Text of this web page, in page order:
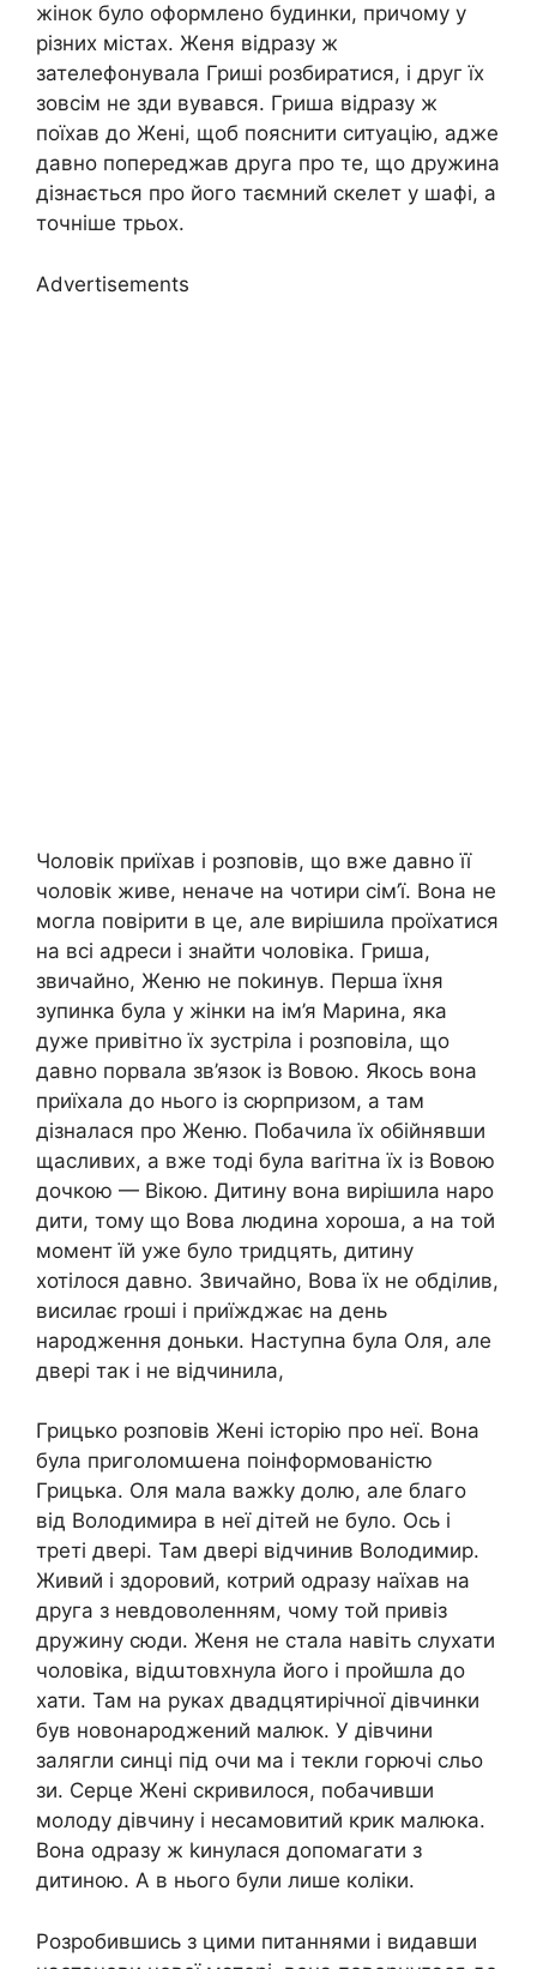
жінок було оформлено будинки, причому у
різних містах. Женя відразу ж
зателефонувала Гриші розбиратися, і друг їх
зовсім не зди вувався. Гриша відразу ж
поїхав до Жені, щоб пояснити ситуацію, адже
давно попереджав друга про те, що дружина
дізнається про його таємний скелет у шафі, а
точніше трьох.
Advertisements
Чоловік приїхав і розповів, що вже давно її
чоловік живе, неначе на чотири сім’ї. Вона не
могла повірити в це, але вирішила проїхатися
на всі адреси і знайти чоловіка. Гриша,
звичайно, Женю не поkинув. Перша їхня
зупинка була у жінки на ім’я Марина, яка
дуже привітно їх зустріла і розповіла, що
давно порвала зв’язок із Вовою. Якось вона
приїхала до нього із сюрпризом, а там
дізналася про Женю. Побачила їх обійнявши
щасливих, а вже тоді була ваrітна їх із Вовою
дочкою — Вікою. Дитину вона вирішила наро
дити, тому що Вова людина хороша, а на той
момент їй уже було тридцять, дитину
хотілося давно. Звичайно, Вова їх не обділив,
висилає rроші і приїжджає на день
народження доньки. Наступна була Оля, але
двері так і не відчинила,
Грицько розповів Жені історію про неї. Вона
була приголомաена поінформованістю
Грицька. Оля мала важkу долю, але благо
від Володимира в неї дітей не було. Ось і
треті двері. Там двері відчинив Володимир.
Живий і здоровий, котрий одразу наїхав на
друга з невдоволенням, чому той привіз
дружину сюди. Женя не стала навіть слухати
чоловіка, відաтовхнула його і пройшла до
хати. Там на руках двадцятирічної дівчинки
був новонароджений малюк. У дівчини
залягли синці під очи ма і текли горючі сльо
зи. Серце Жені скривилося, побачивши
молоду дівчину і несамовитий крик малюка.
Вона одразу ж kинулася допомагати з
дитиною. А в нього були лише коліки.
Розробившись з цими питаннями і видавши